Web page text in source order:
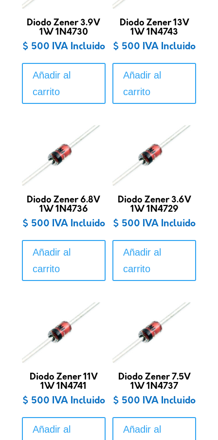
Diodo Zener 3.9V
1W 1N4730
$ 500 IVA Incluido
Añadir al
carrito
Diodo Zener 13V
1W 1N4743
$ 500 IVA Incluido
Añadir al
carrito
Diodo Zener 6.8V
1W 1N4736
$ 500 IVA Incluido
Añadir al
carrito
Diodo Zener 3.6V
1W 1N4729
$ 500 IVA Incluido
Añadir al
carrito
Diodo Zener 11V
1W 1N4741
$ 500 IVA Incluido
Añadir al
Diodo Zener 7.5V
1W 1N4737
$ 500 IVA Incluido
Añadir al